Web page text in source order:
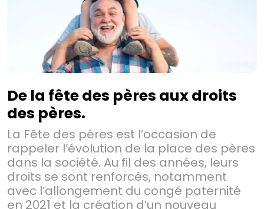
De la fête des pères aux droits
des pères.
La Fête des pères est l’occasion de
rappeler l’évolution de la place des pères
dans la société. Au fil des années, leurs
droits se sont renforcés, notamment
avec l’allongement du congé paternité
en 2021 et la création d’un nouveau